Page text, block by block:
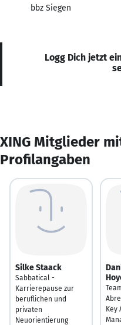
bbz Siegen
Logg Dich jetzt
XING Mitglieder
Profilangaben
Silke Staack
Sabbatical -
Karrierepause zur
beruflichen und
privaten
Neuorientierung
Key